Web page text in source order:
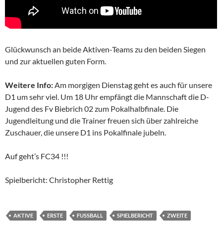
Glückwunsch an beide Aktiven-Teams zu den beiden Siegen
und zur aktuellen guten Form.
Weitere Info: Am morgigen Dienstag geht es auch für unsere
D1 um sehr viel. Um 18 Uhr empfängt die Mannschaft die D-
Jugend des Fv Biebrich 02 zum Pokalhalbfinale. Die
Jugendleitung und die Trainer freuen sich über zahlreiche
Zuschauer, die unsere D1 ins Pokalfinale jubeln.
Auf geht’s FC34 !!!
Spielbericht: Christopher Rettig
AKTIVE ERSTE FUSSBALL SPIELBERICHT ZWEITE